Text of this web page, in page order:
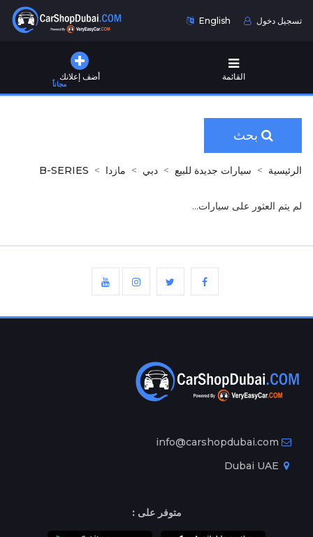
English تسجيل دخول
أضف إعلانك
مجاناً
القائمة
بحث
الرئيسية سيارات جديدة للبيع دبي مازدا B-SERIES
لم يتم العثور على سيارات...
info@carshopdubai.com
متوفر على :